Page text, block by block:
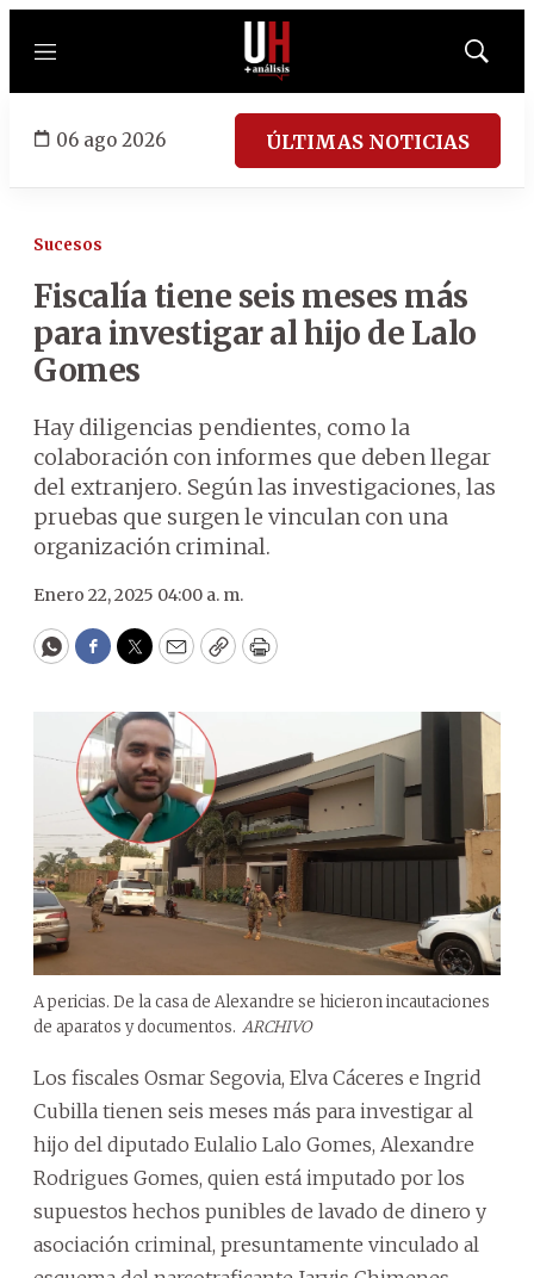
Menú
Mostrar
06 ago 2026 ÚLTIMAS NOTICIAS
Sucesos
Fiscalía tiene seis meses más
para investigar al hijo de Lalo
Gomes
Hay diligencias pendientes, como la
colaboración con informes que deben llegar
del extranjero. Según las investigaciones, las
pruebas que surgen le vinculan con una
organización criminal.
Enero 22, 2025 04:00 a. m.
WhatsApp
Facebook
Twitter
EmailCopyPrint
A pericias. De la casa de Alexandre se hicieron incautaciones
de aparatos y documentos. ARCHIVO
Los fiscales Osmar Segovia, Elva Cáceres e Ingrid
Cubilla tienen seis meses más para investigar al
hijo del diputado Eulalio Lalo Gomes, Alexandre
Rodrigues Gomes, quien está imputado por los
supuestos hechos punibles de lavado de dinero y
asociación criminal, presuntamente vinculado al